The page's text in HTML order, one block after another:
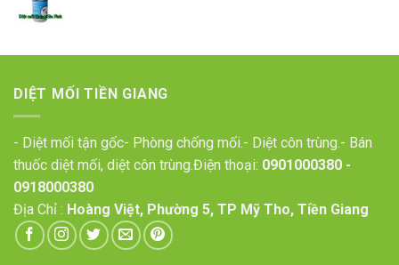
DIỆT MỐI TIỀN GIANG
- Diệt mối tận gốc- Phòng chống mối.- Diệt côn trùng.- Bán
thuốc diệt mối, diệt côn trùng.Điện thoại: 0901000380 -
0918000380
Địa Chỉ : Hoàng Việt, Phường 5, TP Mỹ Tho, Tiền Giang